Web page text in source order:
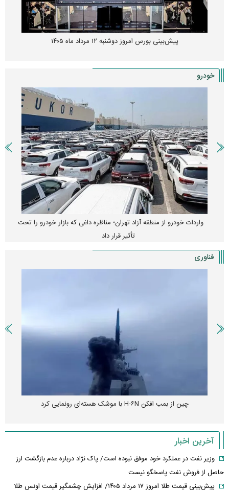
پیش‌بینی بورس امروز دوشنبه ۱۲ مرداد ماه ۱۴۰۵
خودرو
واردات خودرو از منطقه آزاد تهران؛ مناظره داغی که بازار خودرو را تحت
تأثیر قرار داد
فناوری
چین از بمب افکن H-۶N با موشک هسته‌ای رونمایی کرد
آخرین اخبار
وزیر نفت در عملکرد خود موفق نبوده است/ پاک نژاد درباره عدم بازگشت ارز
حاصل از فروش نفت پاسخگو نیست
پیش‌بینی قیمت طلا امروز ۱۷ مرداد ۱۴۰۵/ افزایش چشمگیر قیمت اونس طلا